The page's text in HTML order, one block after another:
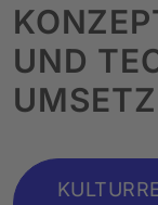
UND